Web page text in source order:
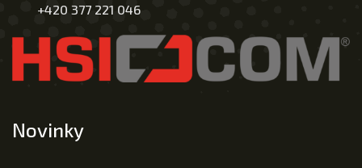
+420 377 221 046
Novinky